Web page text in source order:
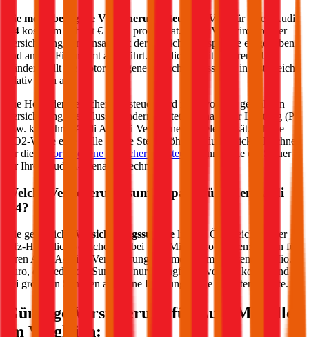
Die motorbezogene Versicherungssteuer (mVSt) für einen
Audi
A4 kostet im Schnitt €
pro Monat. Die mVSt wird von der
Versicherung gemeinsam mit der Versicherungsprämie eingehoben
und an das Finanzamt abgeführt. Verglichen mit anderen EU-
Ländern fällt die motorbezogene Versicherungssteuer in Österreich
relativ hoch aus.
Die Höhe der Versicherungssteuer wird nicht von der gewählten
Versicherung beeinflusst, sondern richtet sich nach der Leistung (PS
bzw. kW) Ihres
Audi A4
. Bei Verbrennern spielen zusätzlich die
CO2-Werte eine Rolle für die Steuerhöhe. Im durchblicker Rechner
für die
motorbezogene Versicherungssteuer
können Sie die Steuer
für Ihren
Audi genau berechnen.
Welche Versicherungssumme passt für einen
Audi
A4?
Die gesetzliche Versicherungssumme liegt in Österreich bei der
Kfz-Haftpflichtversicherung bei 7,79 Mio. Euro. Wir empfehlen für
Ihren Audi A4
eine Versicherungssumme von mindestens 20 Mio.
Euro, da niedrigere Summen nur geringfügig weniger kosten und
bei größeren Schäden aber eine Deckungslücke auftreten könnte.
Günstige Versicherung für Audi
Modelle
im Vergleich: